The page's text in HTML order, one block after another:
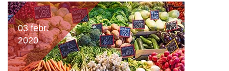
03 febr.
2020